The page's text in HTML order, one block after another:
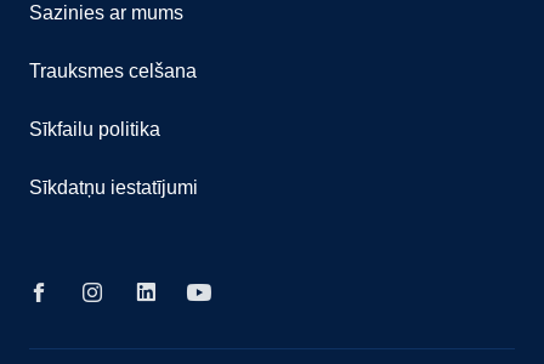
Sazinies ar mums
Trauksmes celšana
Sīkfailu politika
Sīkdatņu iestatījumi